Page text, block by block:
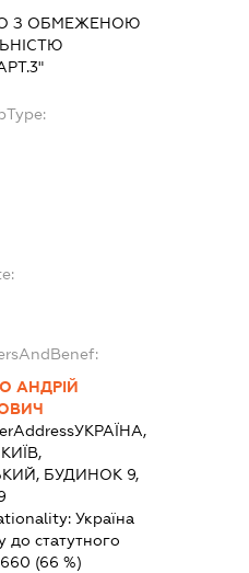
З ОБМЕЖЕНОЮ
АНДРІЙ
УКРАЇНА,
БУДИНОК 9,
Україна
до статутного
660 (66 %)